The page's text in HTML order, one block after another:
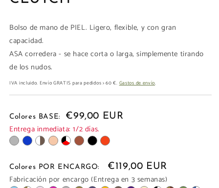
Bolso de mano de PIEL. Ligero, flexible, y con gran
capacidad.
ASA corredera - se hace corta o larga, simplemente tirando
de los nudos.
IVA incluido. Envío GRATIS para pedidos > 60 €. Gastos de envío.
Colores BASE: €99,00 EUR
Entrega inmediata: 1/2 días.
Colores POR ENCARGO: €119,00 EUR
Fabricación por encargo (Entrega en 3 semanas)